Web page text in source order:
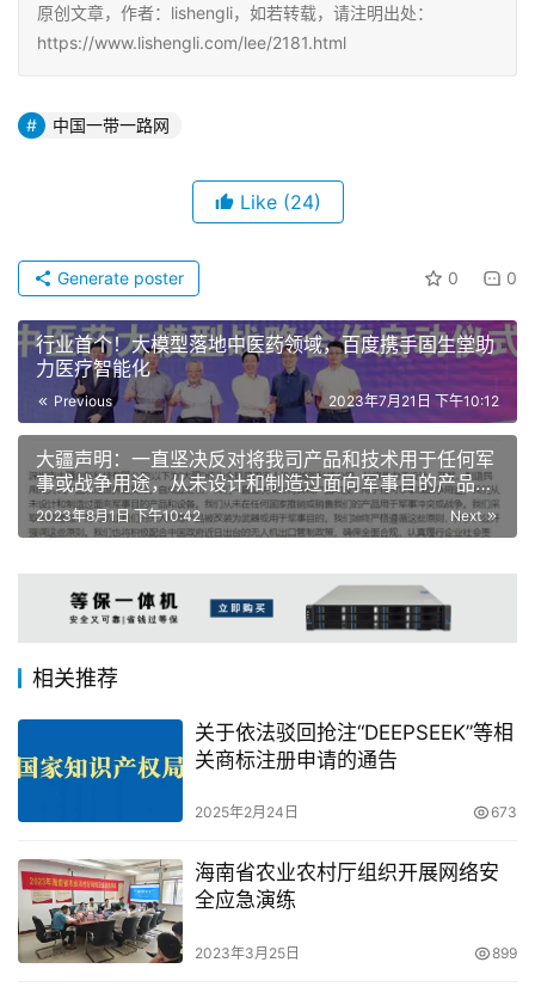
原创文章，作者：lishengli，如若转载，请注明出处：
https://www.lishengli.com/lee/2181.html
中国一带一路网
Like (24)
0 0
Generate poster
行业首个！大模型落地中医药领域，百度携手固生堂助
力医疗智能化
Previous 2023年7月21日 下午10:12
大疆声明：一直坚决反对将我司产品和技术用于任何军
事或战争用途，从未设计和制造过面向军事目的产品和
设备
Next
2023年8月1日 下午10:42
相关推荐
关于依法驳回抢注“DEEPSEEK”等相
关商标注册申请的通告
2025年2月24日 673
海南省农业农村厅组织开展网络安
全应急演练
2023年3月25日 899